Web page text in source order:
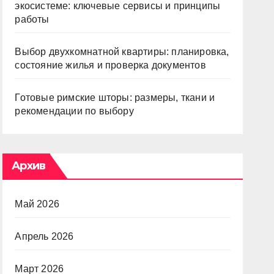
экосистеме: ключевые сервисы и принципы
работы
Выбор двухкомнатной квартиры: планировка,
состояние жилья и проверка документов
Готовые римские шторы: размеры, ткани и
рекомендации по выбору
Архив
Май 2026
Апрель 2026
Март 2026